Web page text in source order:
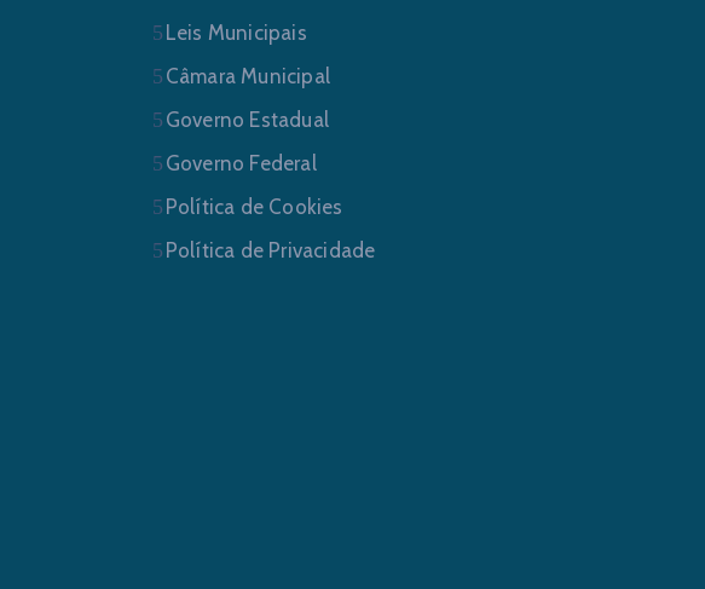
Leis Municipais
Câmara Municipal
Governo Estadual
Governo Federal
Política de Cookies
Política de Privacidade